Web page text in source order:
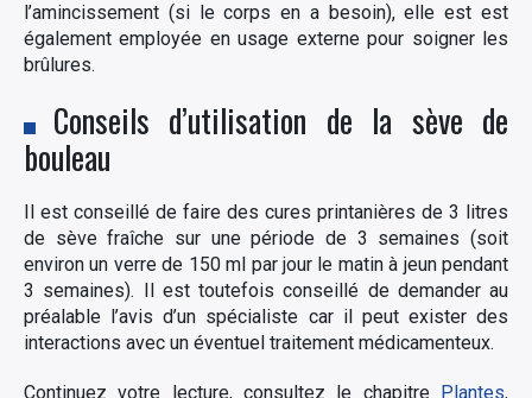
l’amincissement (si le corps en a besoin), elle est est
également employée en usage externe pour soigner les
brûlures.
Conseils d’utilisation de la sève de
bouleau
Il est conseillé de faire des cures printanières de 3 litres
de sève fraîche sur une période de 3 semaines (soit
environ un verre de 150 ml par jour le matin à jeun pendant
3 semaines). Il est toutefois conseillé de demander au
préalable l’avis d’un spécialiste car il peut exister des
interactions avec un éventuel traitement médicamenteux.
Continuez votre lecture, consultez le chapitre Plantes,